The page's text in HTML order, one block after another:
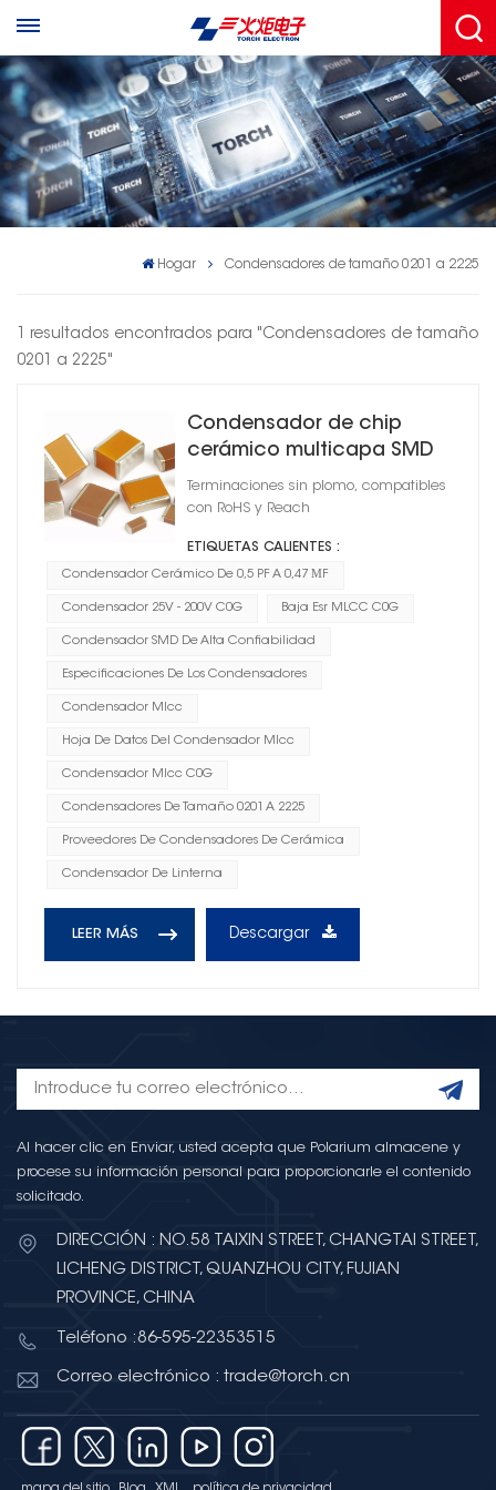
Hogar Condensadores de tamaño 0201 a 2225
1 resultados encontrados para "Condensadores de tamaño
0201 a 2225"
Condensador de chip
cerámico multicapa SMD
serie CC41 C0G
Terminaciones sin plomo, compatibles
con RoHS y Reach
ETIQUETAS CALIENTES :
Condensador Cerámico De 0,5 PF A 0,47 ΜF
Condensador 25V - 200V C0G Baja Esr MLCC C0G
Condensador SMD De Alta Confiabilidad
Especificaciones De Los Condensadores
Condensador Mlcc
Hoja De Datos Del Condensador Mlcc
Condensador Mlcc C0G
Condensadores De Tamaño 0201 A 2225
Proveedores De Condensadores De Cerámica
Condensador De Linterna
LEER MÁS Descargar
Al hacer clic en Enviar, usted acepta que Polarium almacene y
procese su información personal para proporcionarle el contenido
solicitado.
DIRECCIÓN : NO.58 TAIXIN STREET, CHANGTAI STREET,
LICHENG DISTRICT, QUANZHOU CITY, FUJIAN
PROVINCE, CHINA
Teléfono :86-595-22353515
Correo electrónico : trade@torch.cn